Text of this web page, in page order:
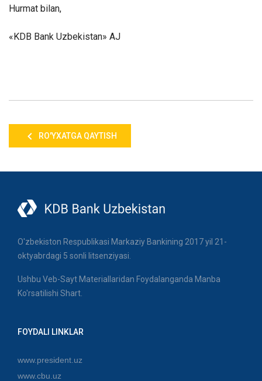
Hurmat bilan,
«KDB Bank Uzbekistan» AJ
RO'YXATGA QAYTISH
O'zbekiston Respublikasi Markaziy Bankining 2017 yil 21-
oktyabrdagi 5 sonli litsenziyasi.
Ushbu Veb-Sayt Materiallaridan Foydalanganda Manba
Ko'rsatilishi Shart.
FOYDALI LINKLAR
www.president.uz
www.cbu.uz